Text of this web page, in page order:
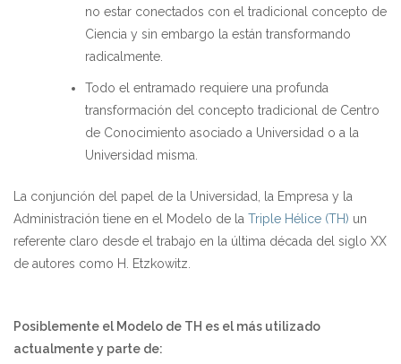
no estar conectados con el tradicional concepto de
Ciencia y sin embargo la están transformando
radicalmente.
Todo el entramado requiere una profunda
transformación del concepto tradicional de Centro
de Conocimiento asociado a Universidad o a la
Universidad misma.
La conjunción del papel de la Universidad, la Empresa y la
Administración tiene en el Modelo de la Triple Hélice (TH) un
referente claro desde el trabajo en la última década del siglo XX
de autores como H. Etzkowitz.
Posiblemente el Modelo de TH es el más utilizado
actualmente y parte de: